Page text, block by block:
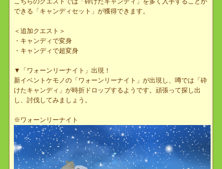
ンシェのNPC「パセリ」ではどちらも同様となります。
▼「おたすけぼーど」にイベントクエストを追加
「おたすけぼーど」にイベント用特別クエスト2種が追加されま
す。
できる「キャンディセット」が獲得できます。
＜追加クエスト＞
・キャンディで変身
▼「ワォーンリーナイト」出現！
新イベントケモノの「ワォーンリーナイト」が出現し、噂では「砕
けたキャンディ」が時折ドロップするようです。頑張って探し出
し、討伐してみましょう。